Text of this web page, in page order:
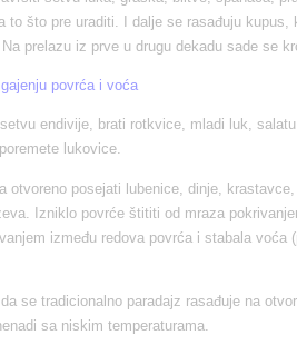
to što pre uraditi. I dalje se rasađuju kupus,
prelazu iz prve u drugu dekadu sade se
povrća i voća
endivije, brati rotkvice, mladi luk,
lukovice.
otvoreno posejati lubenice, dinje,
Izniklo povrće štititi od mraza
između redova povrća i stabala voća
se tradicionalno paradajz rasađuje na
sa niskim temperaturama.